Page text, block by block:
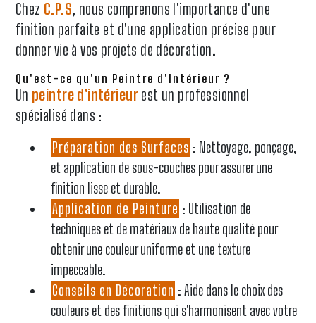
Chez C.P.S, nous comprenons l'importance d'une
finition parfaite et d'une application précise pour
donner vie à vos projets de décoration.
Qu'est-ce qu'un Peintre d'Intérieur ?
Un peintre d'intérieurest un professionnel
spécialisé dans :
Préparation des Surfaces : Nettoyage, ponçage,
et application de sous-couches pour assurer une
finition lisse et durable.
Application de Peinture : Utilisation de
techniques et de matériaux de haute qualité pour
obtenir une couleur uniforme et une texture
impeccable.
Conseils en Décoration : Aide dans le choix des
couleurs et des finitions qui s'harmonisent avec votre